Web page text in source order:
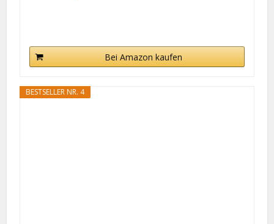
Bei Amazon kaufen
BESTSELLER NR. 4